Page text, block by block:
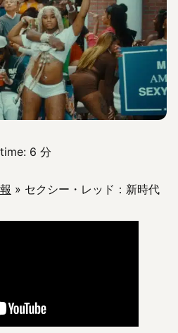
6 分
» セクシー・レッド：新時代